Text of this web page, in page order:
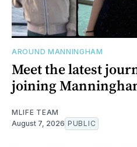
AROUND MANNINGHAM
Meet the latest
joining
MLIFE TEAM
August 7, 2026 PUBLIC